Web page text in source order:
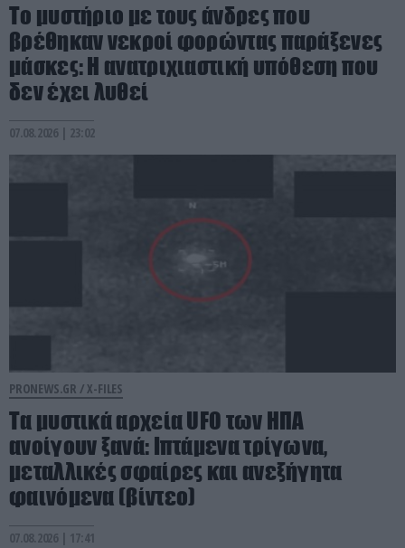
Το μυστήριο με τους άνδρες που
βρέθηκαν νεκροί φορώντας παράξενες
μάσκες: Η ανατριχιαστική υπόθεση που
δεν έχει λυθεί
07.08.2026 | 23:02
PRONEWS.GR /X-FILES
Τα μυστικά αρχεία UFO των ΗΠΑ
ανοίγουν ξανά: Ιπτάμενα τρίγωνα,
μεταλλικές σφαίρες και ανεξήγητα
φαινόμενα (βίντεο)
07.08.2026 | 17:41